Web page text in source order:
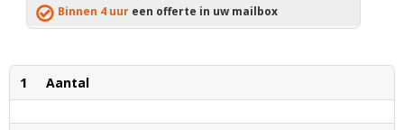
Binnen 4 uur een offerte in uw mailbox
1 Aantal